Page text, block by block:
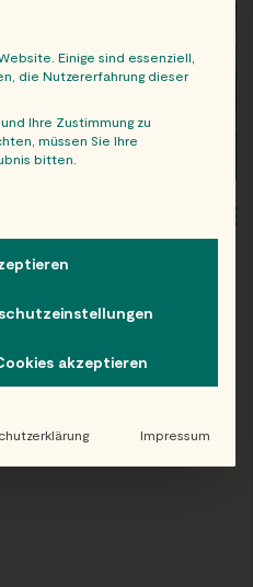
Einige sind essenziell,
die Nutzererfahrung dieser
Ihre Zustimmung zu
müssen Sie Ihre
bitten.
groups for which consent
akzeptieren
Impressum